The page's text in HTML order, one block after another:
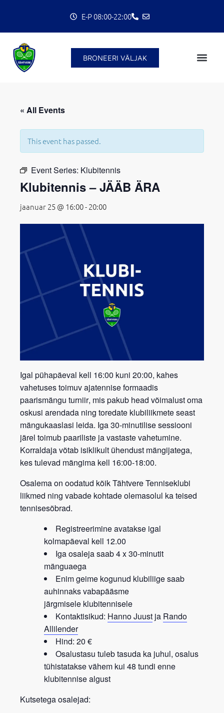
content
E-P 08:00-22:00
BRONEERI VÄLJAK
« All Events
This event has passed.
Event Series: Klubitennis
Klubitennis – JÄÄB ÄRA
jaanuar 25 @ 16:00-20:00
Igal pühapäeval kell 16:00 kuni 20:00, kahes
vahetuses toimuv ajatennise formaadis
paarismängu turniir, mis pakub head võimalust oma
oskusi arendada ning toredate klubiliikmete seast
mängukaaslasi leida. Iga 30-minutilise sessiooni
järel toimub paariliste ja vastaste vahetumine.
Korraldaja võtab isiklikult ühendust mängijatega,
kes tulevad mängima kell 16:00-18:00.
Osalema on oodatud kõikTähtvere Tenniseklubi
liikmed ning vabade kohtade olemasolul ka teised
tennisesõbrad.
Registreerimine avatakse igal
kolmapäeval kell 12.00
Iga osaleja saab 4 x 30-minutit
mänguaega
Enim geime kogunud klubiliige saab
auhinnaks vabapääsme
järgmisele klubitennisele
Kontaktisikud: Hanno Juust ja Rando
Allilender
Hind: 20 €
Osalustasu tuleb tasuda ka juhul, osalus
tühistatakse vähem kui 48 tundi enne
klubitennise algust
Kutsetega osalejad: